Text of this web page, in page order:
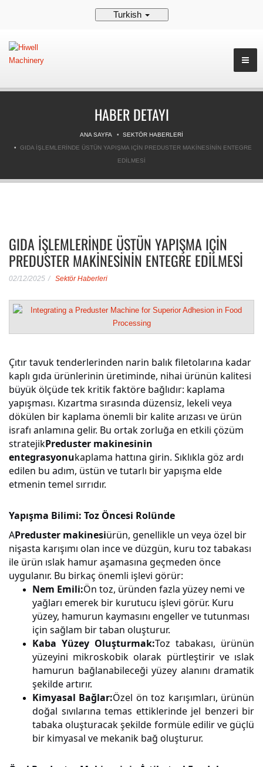
Turkish
HABER DETAYI
ANA SAYFA
SEKTÖR HABERLERI
GIDA İŞLEMLERINDE ÜSTÜN YAPIŞMA IÇIN PREDUSTER MAKINESININ ENTEGRE
EDILMESI
GIDA İŞLEMLERINDE ÜSTÜN YAPIŞMA IÇIN
PREDUSTER MAKINESININ ENTEGRE EDILMESI
02/12/2025 Sektör Haberleri